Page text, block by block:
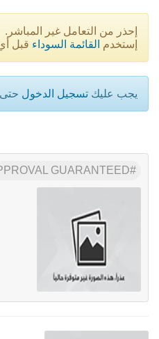
إحذر من التعامل غير المباشر.
إستخدم القائمة السوداء قبل
يجب عليك تسجيل الدخول
GUARANTEED